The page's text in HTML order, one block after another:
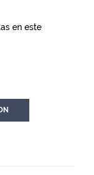
en este